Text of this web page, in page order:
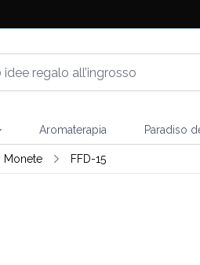
Aromaterapia Paradiso
Monete FFD-15